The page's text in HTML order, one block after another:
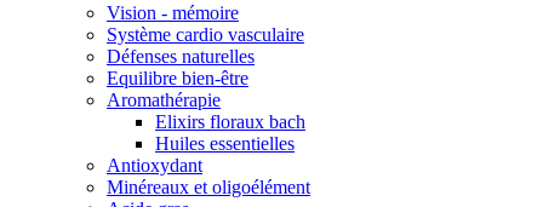
Vision - mémoire
Système cardio vasculaire
Défenses naturelles
Equilibre bien-être
Aromathérapie
Elixirs floraux bach
Huiles essentielles
Antioxydant
Minéreaux et oligoélément